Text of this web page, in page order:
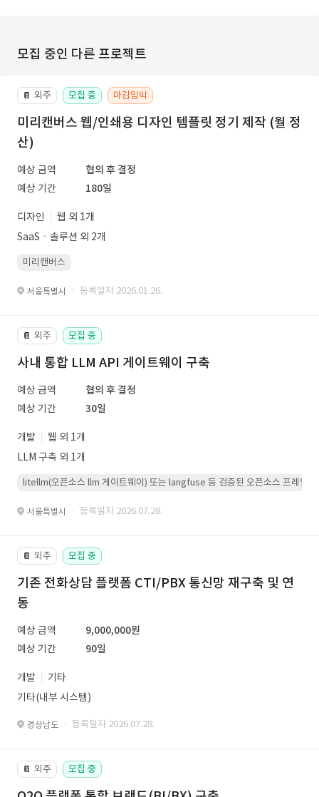
모집 중인 다른 프로젝트
📔 외주 모집 중 마감임박
미리캔버스 웹/인쇄용 디자인 템플릿 정기 제작 (월 정
산)
예상 금액
협의 후 결정
예상 기간
180일
디자인
웹 외 1개
SaaSㆍ솔루션 외 2개
미리캔버스
서울특별시 · 등록일자 2026.01.26.
📔 외주 모집 중
사내 통합 LLM API 게이트웨이 구축
예상 금액
협의 후 결정
예상 기간
30일
개발
웹 외 1개
LLM 구축 외 1개
litellm(오픈소스 llm 게이트웨이) 또는 langfuse 등 검증된 오픈소스 프레임워
서울특별시 · 등록일자 2026.07.28.
📔 외주 모집 중
기존 전화상담 플랫폼 CTI/PBX 통신망 재구축 및 연
동
예상 금액
9,000,000원
예상 기간
90일
개발
기타
기타(내부 시스템)
경상남도 · 등록일자 2026.07.28.
📔 외주 모집 중